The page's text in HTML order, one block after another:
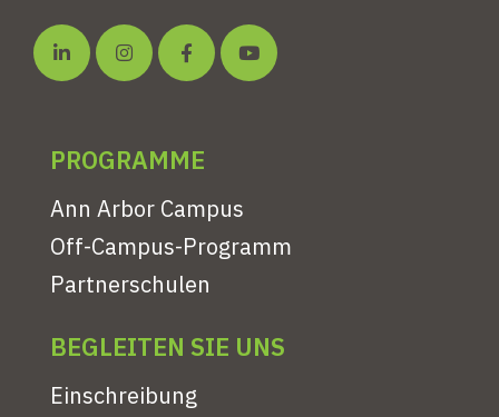
PROGRAMME
Ann Arbor Campus
Off-Campus-Programm
Partnerschulen
BEGLEITEN SIE UNS
Einschreibung